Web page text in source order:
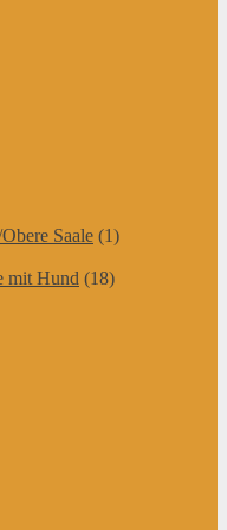
Saale (1)
mit Hund (18)